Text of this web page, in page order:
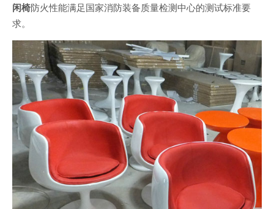
闲椅防火性能满足国家消防装备质量检测中心的测试标准要
求。